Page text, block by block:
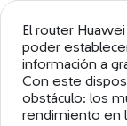
El router
poder
información a
Con este
obstáculo: los
rendimiento en